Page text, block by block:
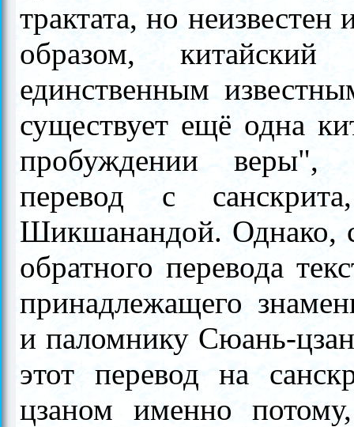
трактата, но
образом,
единственным
существует ещё одна
пробуждении веры",
перевод с
Шикшанандой. Однако,
обратного перевода
принадлежащего
и паломнику Сюань-
этот перевод на
цзаном именно